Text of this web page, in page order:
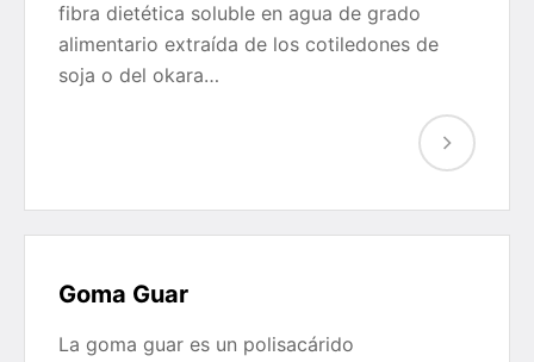
fibra dietética soluble en agua de grado
alimentario extraída de los cotiledones de
soja o del okara…
Goma Guar
La goma guar es un polisacárido